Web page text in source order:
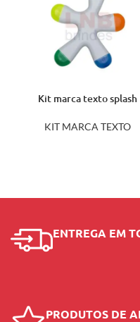
Kit marca texto splash
KIT MARCA TEXTO
ENTREGA EM
PRODUTOS DE